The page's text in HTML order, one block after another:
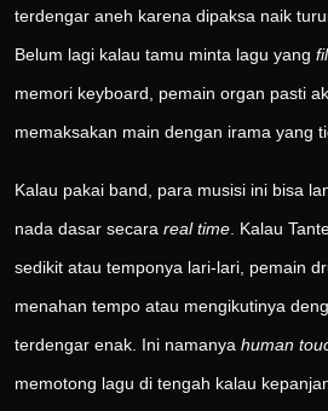
terdengar aneh karena dipaksa naik
Belum lagi kalau tamu minta lagu yang
memori keyboard, pemain organ pasti
memaksakan main dengan irama yang
Kalau pakai band, para musisi ini bisa
nada dasar secara real time . Kalau
sedikit atau temponya lari-lari, pemain
menahan tempo atau mengikutinya
terdengar enak. Ini namanya human
memotong lagu di tengah kalau